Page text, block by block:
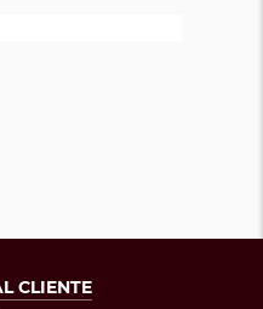
CLIENTE